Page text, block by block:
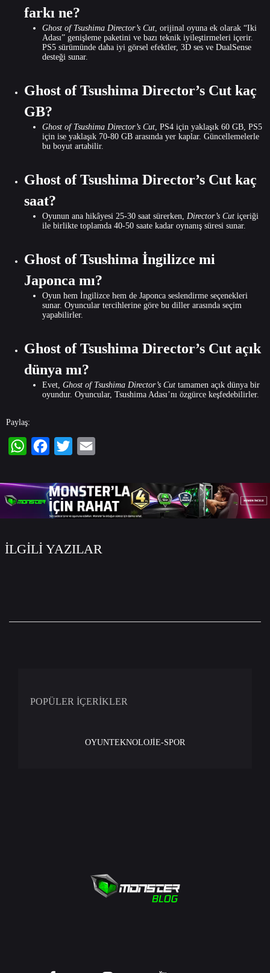
farkı ne?
Ghost of Tsushima Director’s Cut , orijinal oyuna ek olarak “Iki
Adası” genişleme paketini ve bazı teknik iyileştirmeleri içerir.
PS5 sürümünde daha iyi görsel efektler, 3D ses ve DualSense
desteği sunar.
Ghost of Tsushima Director’s Cut kaç
GB?
Ghost of Tsushima Director’s Cut , PS4 için yaklaşık 60 GB, PS5
için ise yaklaşık 70-80 GB arasında yer kaplar. Güncellemelerle
bu boyut artabilir.
Ghost of Tsushima Director’s Cut kaç
saat?
Oyunun ana hikâyesi 25-30 saat sürerken, Director’s Cut içeriği
ile birlikte toplamda 40-50 saate kadar oynanış süresi sunar.
Ghost of Tsushima İngilizce mi
Japonca mı?
Oyun hem İngilizce hem de Japonca seslendirme seçenekleri
sunar. Oyuncular tercihlerine göre bu diller arasında seçim
yapabilirler.
Ghost of Tsushima Director’s Cut açık
dünya mı?
Evet, Ghost of Tsushima Director’s Cut tamamen açık dünya bir
oyundur. Oyuncular, Tsushima Adası’nı özgürce keşfedebilirler.
Paylaş:
İLGİLİ YAZILAR
POPÜLER İÇERİKLER
OYUNTEKNOLOJİE-SPOR